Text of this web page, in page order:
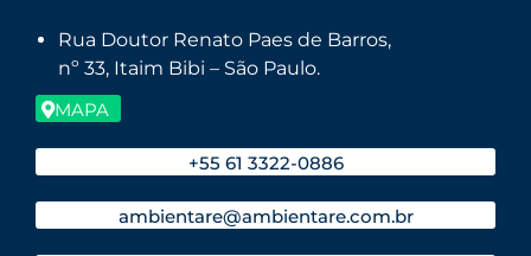
Rua Doutor Renato Paes de Barros,
nº 33, Itaim Bibi – São Paulo.
MAPA
+55 61 3322-0886
ambientare@ambientare.com.br